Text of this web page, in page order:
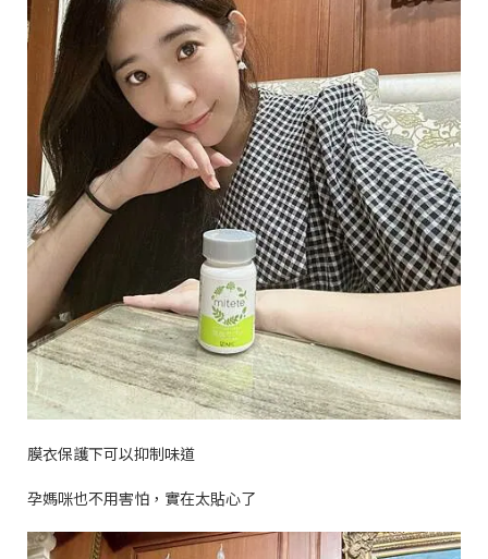
膜衣保護下可以抑制味道
孕媽咪也不用害怕，實在太貼心了